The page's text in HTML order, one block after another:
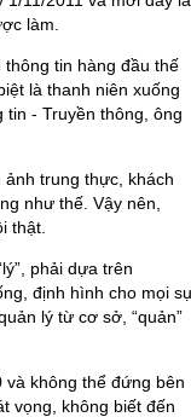
làm.
tin hàng đầu thế
là thanh niên xuống
- Truyền thông, ông
trung thực, khách
như thế. Vậy nên,
thật.
phải dựa trên
định hình cho mọi
lý từ cơ sở, “quản”
và không thể đứng bên
vọng, không biết đến